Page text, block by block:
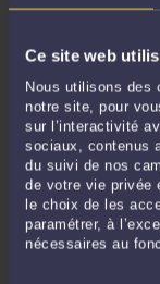
Ce site web
Nous utilisons des
notre site, pour
sur l’interactivité
sociaux, contenus
du suivi de nos
de votre vie privée
le choix de les
paramétrer, à
nécessaires au
HOW DOES IT
EXECUTIVES -
ParFrédéric CHHUMle
Law n° 2025-989 of
interprofessional
employees and
professional interview
the French Labor